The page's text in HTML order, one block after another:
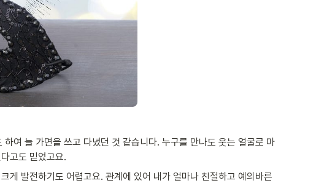
여 늘 가면을 쓰고 다녔던 것 같습니다. 누구를 만나도 웃는 얼굴로 마
고도 믿었고요.
게 발전하기도 어렵고요. 관계에 있어 내가 얼마나 친절하고 예의바른